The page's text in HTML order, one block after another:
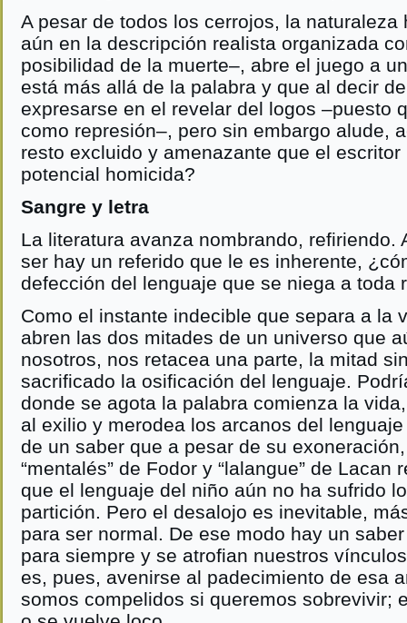
A pesar de todos los cerrojos, la
aún en la descripción realista organizada
posibilidad de la muerte–, abre el juego a
está más allá de la palabra y que al decir
expresarse en el revelar del logos –puesto
como represión–, pero sin embargo alude,
resto excluido y amenazante que el
potencial homicida?
Sangre y letra
La literatura avanza nombrando, refiriendo.
ser hay un referido que le es inherente,
defección del lenguaje que se niega a toda
Como el instante indecible que separa a la
abren las dos mitades de un universo que
nosotros, nos retacea una parte, la mitad
sacrificado la osificación del lenguaje.
donde se agota la palabra comienza la
al exilio y merodea los arcanos del
de un saber que a pesar de su
“mentalés” de Fodor y “lalangue” de Lacan
que el lenguaje del niño aún no ha sufrido
partición. Pero el desalojo es inevitable,
para ser normal. De ese modo hay un
para siempre y se atrofian nuestros
es, pues, avenirse al padecimiento de esa
somos compelidos si queremos sobrevivir;